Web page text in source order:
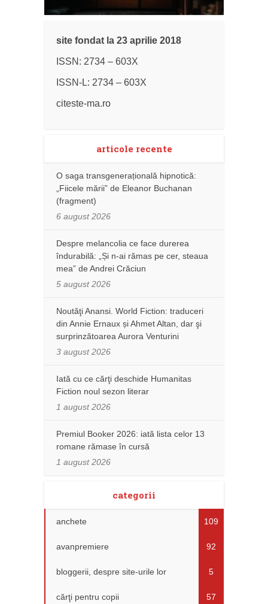
site fondat la 23 aprilie 2018
ISSN: 2734 – 603X
ISSN-L: 2734 – 603X
citeste-ma.ro
articole recente
O saga transgenerațională hipnotică:
„Fiicele mării” de Eleanor Buchanan
(fragment)
6 august 2026
Despre melancolia ce face durerea
îndurabilă: „Și n-ai rămas pe cer, steaua
mea” de Andrei Crăciun
5 august 2026
Noutăţi Anansi. World Fiction: traduceri
din Annie Ernaux și Ahmet Altan, dar şi
surprinzătoarea Aurora Venturini
3 august 2026
Iată cu ce cărţi deschide Humanitas
Fiction noul sezon literar
1 august 2026
Premiul Booker 2026: iată lista celor 13
romane rămase în cursă
1 august 2026
categorii
anchete 109
avanpremiere 92
bloggerii, despre site-urile lor 5
cărţi pentru copii 57